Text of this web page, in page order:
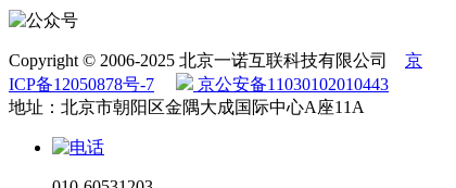
Copyright © 2006-2025 北京一诺互联科技有限公司 京
ICP备12050878号-7
京公安备11030102010443
地址：北京市朝阳区金隅大成国际中心A座11A